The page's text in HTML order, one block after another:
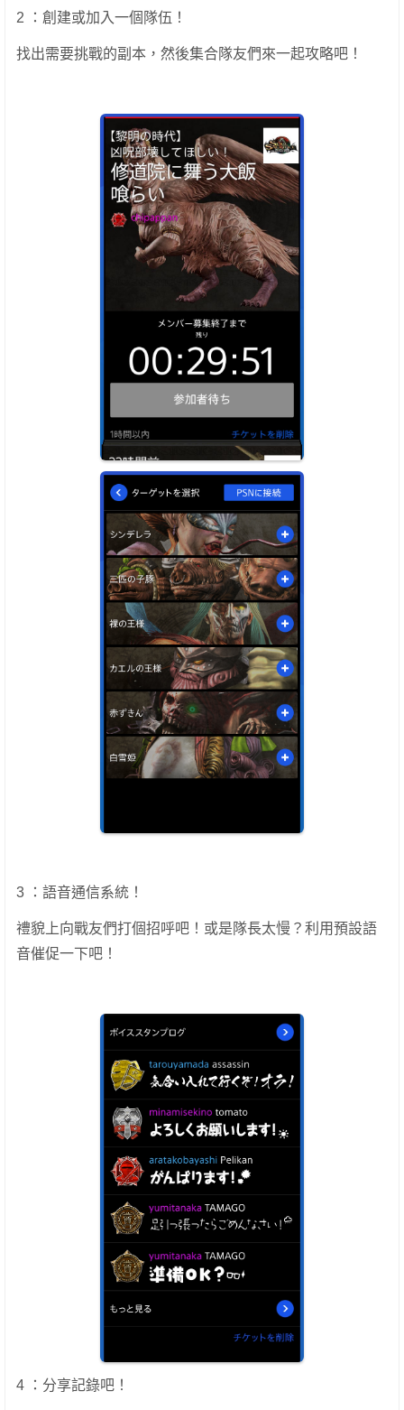
2 ：創建或加入一個隊伍！
找出需要挑戰的副本，然後集合隊友們來一起攻略吧！
3 ：語音通信系統！
禮貌上向戰友們打個招呼吧！或是隊長太慢？利用預設語
音催促一下吧！
4 ：分享記錄吧！